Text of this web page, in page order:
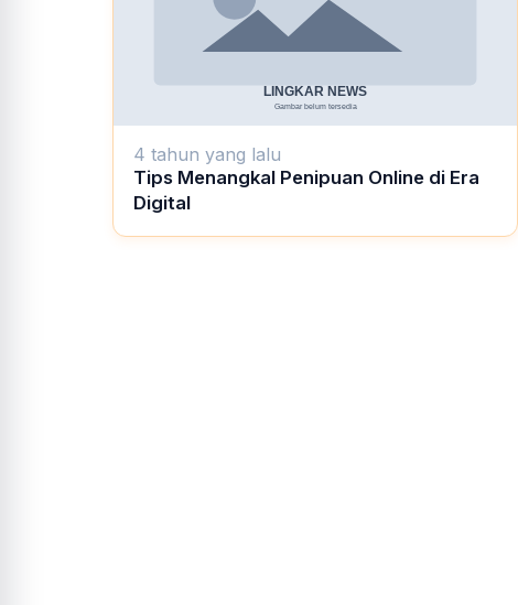
4 tahun yang lalu
Tips Menangkal Penipuan Online di Era
Digital